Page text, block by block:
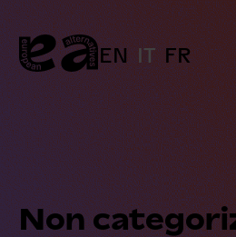
Skip
to
content
EN IT FR
Non